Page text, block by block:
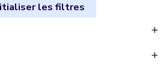
les filtres